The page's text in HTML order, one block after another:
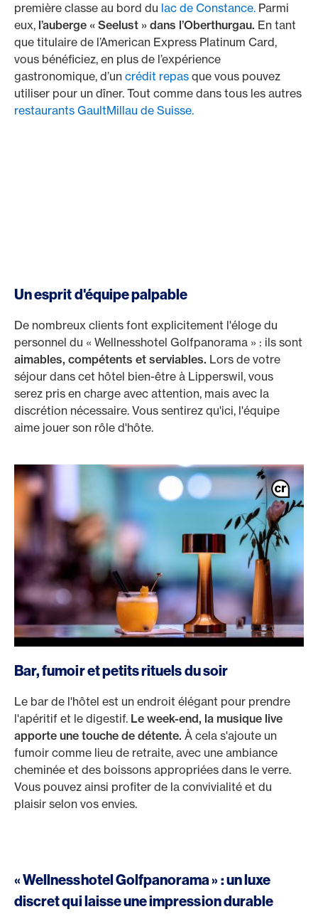
première classe au bord du lac de Constance. Parmi
eux, l’auberge « Seelust » dans l’Oberthurgau. En tant
que titulaire de l’American Express Platinum Card,
vous bénéficiez, en plus de l’expérience
gastronomique, d’un crédit repas que vous pouvez
utiliser pour un dîner. Tout comme dans tous les autres
restaurants GaultMillau de Suisse.
Un esprit d'équipe palpable
De nombreux clients font explicitement l'éloge du
personnel du « Wellnesshotel Golfpanorama » : ils sont
aimables, compétents et serviables. Lors de votre
séjour dans cet hôtel bien-être à Lipperswil, vous
serez pris en charge avec attention, mais avec la
discrétion nécessaire. Vous sentirez qu'ici, l'équipe
aime jouer son rôle d'hôte.
Bar, fumoir et petits rituels du soir
Le bar de l'hôtel est un endroit élégant pour prendre
l'apéritif et le digestif. Le week-end, la musique live
apporte une touche de détente. À cela s'ajoute un
fumoir comme lieu de retraite, avec une ambiance
cheminée et des boissons appropriées dans le verre.
Vous pouvez ainsi profiter de la convivialité et du
plaisir selon vos envies.
« Wellnesshotel Golfpanorama » : un luxe
discret qui laisse une impression durable